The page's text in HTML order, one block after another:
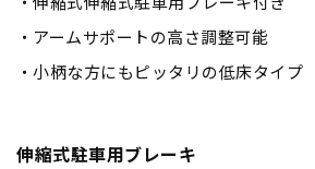
アームサポートの高さ調整可能
小柄な方にもピッタリの低床タイプ
伸縮式駐車用ブレーキ